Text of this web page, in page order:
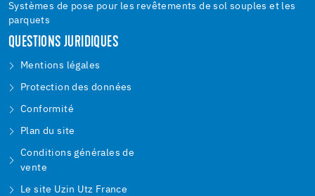
Systèmes de pose pour les revêtements de sol souples et les
parquets
QUESTIONS JURIDIQUES
Mentions légales
Protection des données
Conformité
Plan du site
Conditions générales de
vente
Le site Uzin Utz France